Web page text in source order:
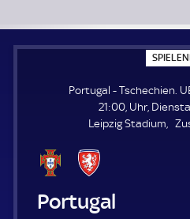
Portugal - Tschechien.
21:00, Uhr,
Leipzig Stadium
Portugal